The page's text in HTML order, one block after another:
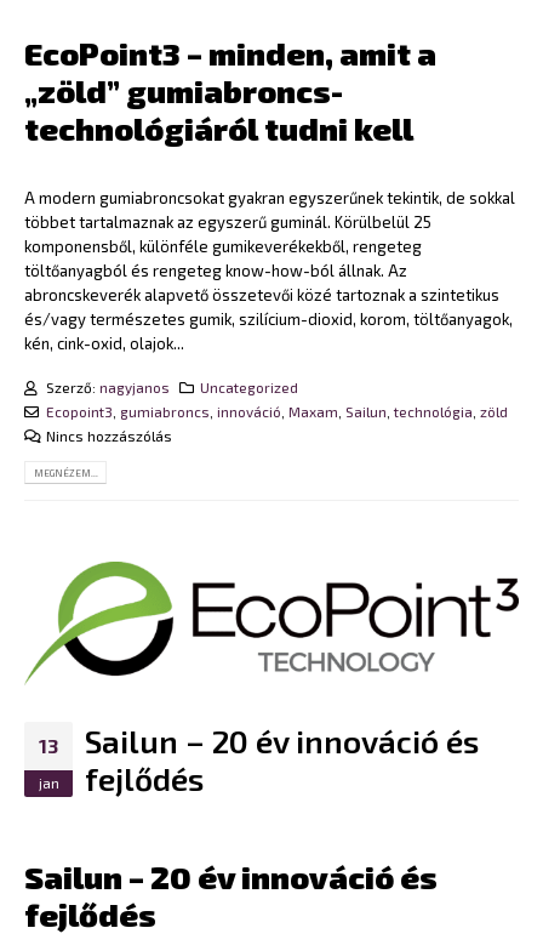
EcoPoint3 – minden, amit a
„zöld” gumiabroncs-
technológiáról tudni kell
A modern gumiabroncsokat gyakran egyszerűnek tekintik, de sokkal
többet tartalmaznak az egyszerű guminál. Körülbelül 25
komponensből, különféle gumikeverékekből, rengeteg
töltőanyagból és rengeteg know-how-ból állnak. Az
abroncskeverék alapvető összetevői közé tartoznak a szintetikus
és/vagy természetes gumik, szilícium-dioxid, korom, töltőanyagok,
kén, cink-oxid, olajok...
Szerző: nagyjanos
Uncategorized
Ecopoint3 gumiabroncs innováció Maxam Sailun ,technológia zöld
Nincs hozzászólás
MEGNÉZEM...
13
jan
Sailun – 20 év innováció és
fejlődés
Sailun – 20 év innováció és
fejlődés